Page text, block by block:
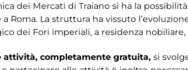
dei Mercati di Traiano si ha la
Roma. La struttura ha vissuto
dei Fori imperiali, a residenza
attività, completamente gratuita, si